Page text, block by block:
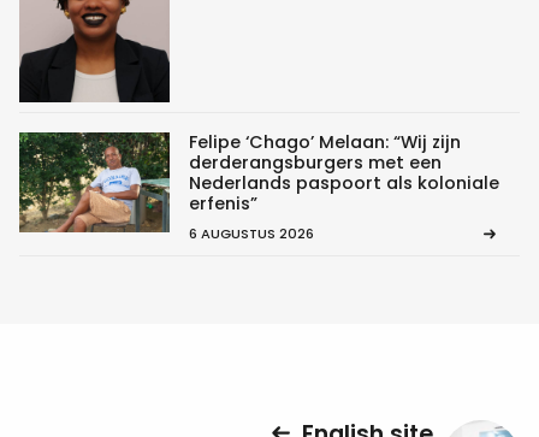
Felipe ‘Chago’ Melaan: “Wij zijn
derderangsburgers met een
Nederlands paspoort als koloniale
erfenis”
6 AUGUSTUS 2026